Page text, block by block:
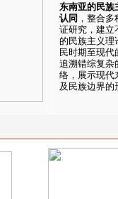
东南亚的民族
认同 ，整合
证研究，建立
的民族主义理
民时期至现代
追溯错综复杂
络，展示现代
及民族边界的